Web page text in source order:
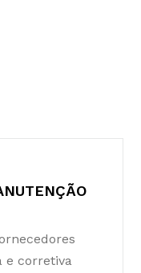
e corretiva